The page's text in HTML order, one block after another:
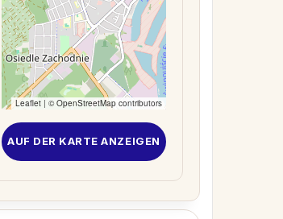
Leaflet | © OpenStreetMap contributors
AUF DER KARTE ANZEIGEN